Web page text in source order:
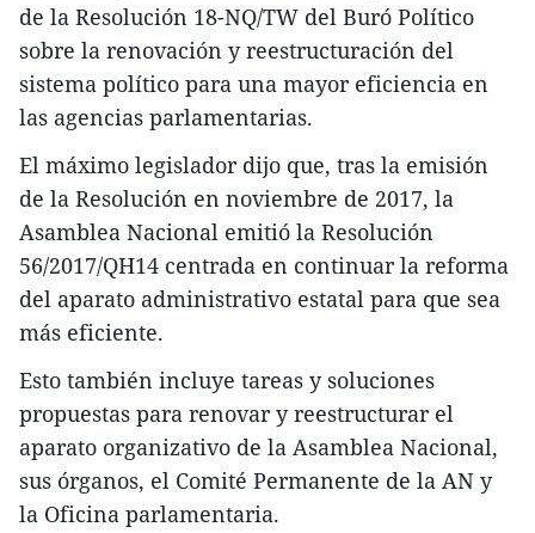
de la Resolución 18-NQ/TW del Buró Político
sobre la renovación y reestructuración del
sistema político para una mayor eficiencia en
las agencias parlamentarias.
El máximo legislador dijo que, tras la emisión
de la Resolución en noviembre de 2017, la
Asamblea Nacional emitió la Resolución
56/2017/QH14 centrada en continuar la reforma
del aparato administrativo estatal para que sea
más eficiente.
Esto también incluye tareas y soluciones
propuestas para renovar y reestructurar el
aparato organizativo de la Asamblea Nacional,
sus órganos, el Comité Permanente de la AN y
la Oficina parlamentaria.